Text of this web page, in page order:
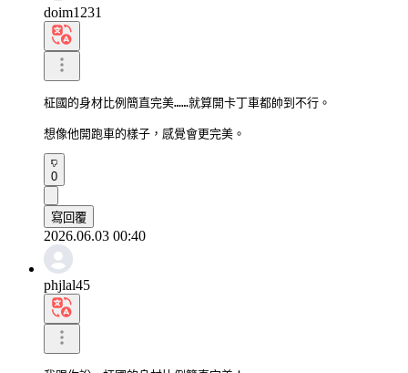
doim1231
柾國的身材比例簡直完美……就算開卡丁車都帥到不行。
想像他開跑車的樣子，感覺會更完美。
0
寫回覆
2026.06.03 00:40
phjlal45